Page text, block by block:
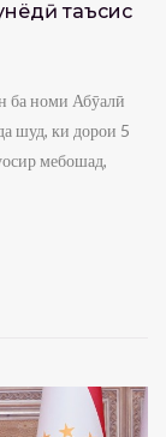
таъсис
ба номи Абӯалӣ
шуд, ки дорои 5
мебошад,